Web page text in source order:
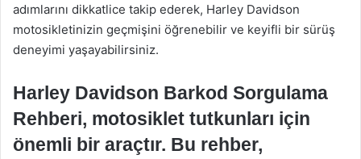
adımlarını dikkatlice takip ederek, Harley Davidson
motosikletinizin geçmişini öğrenebilir ve keyifli bir sürüş
deneyimi yaşayabilirsiniz.
Harley Davidson Barkod Sorgulama
Rehberi, motosiklet tutkunları için
önemli bir araçtır. Bu rehber,